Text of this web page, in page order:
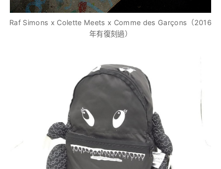
Raf Simons x Colette Meets x Comme des Garçons（2016
年有復刻過）